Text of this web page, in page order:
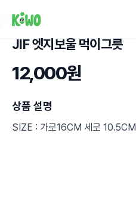
JIF 엣지보울 먹이그릇
12,000원
상품 설명
SIZE : 가로16CM 세로 10.5CM